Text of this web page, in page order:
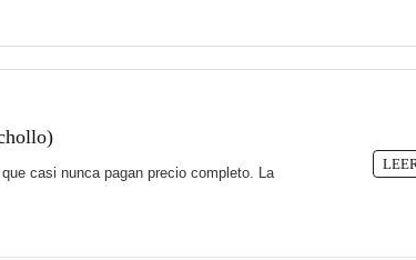
casi nunca pagan precio completo. La